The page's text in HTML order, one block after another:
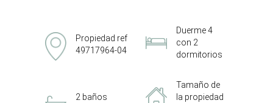
Propiedad ref
49717964-04
Duerme 4
con 2
dormitorios
2 baños
Tamaño de
la propiedad